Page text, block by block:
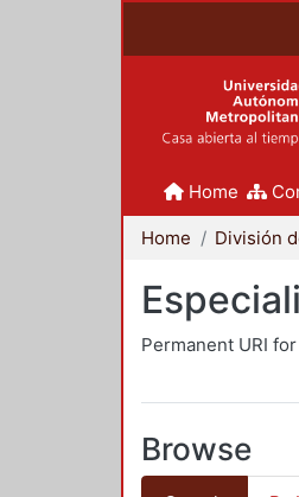
Home
Home
Permanent URI
Browse